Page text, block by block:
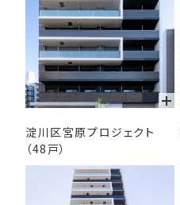
淀川区宮原プロジェクト
（48戸）